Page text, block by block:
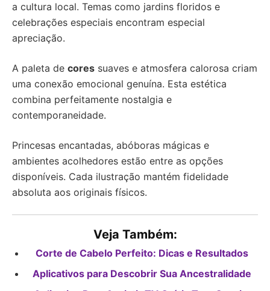
a cultura local. Temas como jardins floridos e
celebrações especiais encontram especial
apreciação.
A paleta de cores suaves e atmosfera calorosa criam
uma conexão emocional genuína. Esta estética
combina perfeitamente nostalgia e
contemporaneidade.
Princesas encantadas, abóboras mágicas e
ambientes acolhedores estão entre as opções
disponíveis. Cada ilustração mantém fidelidade
absoluta aos originais físicos.
Veja Também:
Corte de Cabelo Perfeito: Dicas e Resultados
Aplicativos para Descobrir Sua Ancestralidade